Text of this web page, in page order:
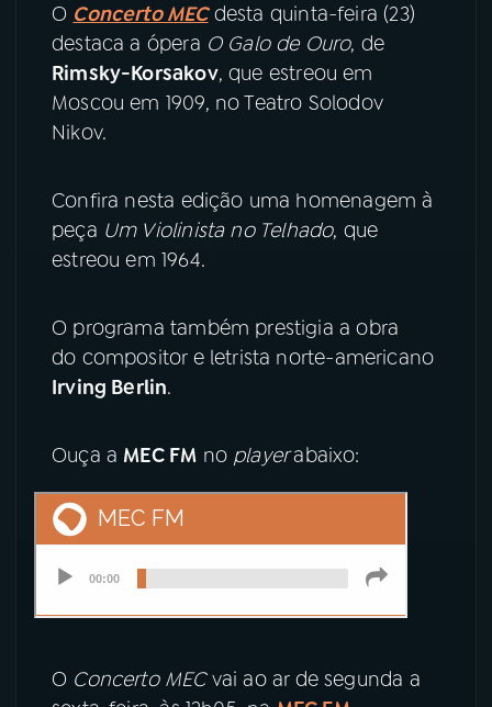
07ÚLTIMAS
08PRÊMIO RÁDIO MEC
ACOMPANHE A RÁDIO MEC
YouTube Facebook
TikTok
O Concerto MECdesta quinta-feira (23)
destaca a ópera O Galo de Ouro, de
Rimsky-Korsakov, que estreou em
Moscou em 1909, no Teatro Solodov
Nikov.
Confira nesta edição uma homenagem à
peça Um Violinista no Telhado, que
estreou em 1964.
O programa também prestigia a obra
do compositor e letrista norte-americano
Irving Berlin.
Ouça a MEC FM noplayerabaixo:
O Concerto MECvai ao ar de segunda a